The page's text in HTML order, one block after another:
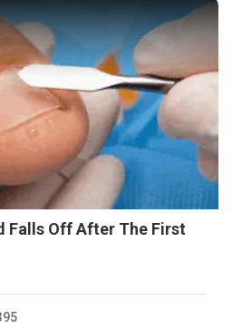
Falls Off After The First